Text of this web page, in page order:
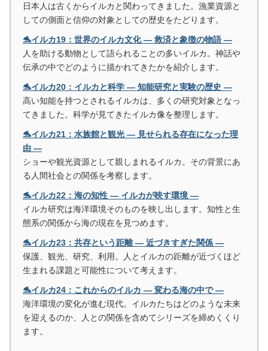
日本人は古くからイルカと関わってきました。漁業資源と
しての側面と信仰の対象としての歴史をたどります。
🐬イルカ19：世界のイルカ文化 ― 救済と象徴の物語 ―
人を助ける動物として語られることの多いイルカ。神話や
伝承の中でどのように描かれてきたかを紹介します。
🐬イルカ20：イルカと科学 ― 知能研究と実験の歴史 ―
高い知能を持つとされるイルカは、多くの研究対象となっ
てきました。科学が見てきたイルカ像を整理します。
🐬イルカ21：水族館と観光 ― 見せられる存在になった理
由 ―
ショーや観光資源として親しまれるイルカ。その背景にあ
る人間社会との関係を考察します。
🐬イルカ22：海の知性 ― イルカが映す環境 ―
イルカ研究は海洋環境そのものを映し出します。知性と生
態系の関係から海の現在を見つめます。
🐬イルカ23：共存という距離 ― 近づきすぎた関係 ―
保護、観光、研究、利用。人とイルカの距離が近づくほど
生まれる課題と可能性について考えます。
🐬イルカ24：これからのイルカ ― 変わる海の中で ―
海洋環境の変化が進む現代。イルカたちはどのような未来
を迎えるのか、人との関係を含めてシリーズを締めくくり
ます。